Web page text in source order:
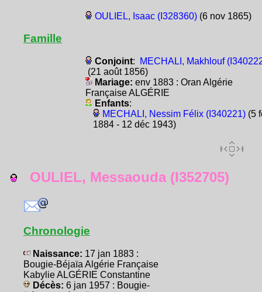
OULIEL, Isaac (I328360)(6 nov 1865)
Famille
Conjoint:
MECHALI, Makhlouf
(21 août 1856)
Mariage: env 1883 : Oran Algérie
Française ALGÉRIE
Enfants:
MECHALI, Nessim Félix (I340221)(5
1884 - 12 déc 1943)
OULIEL, Messaouda (I352705)
Chronologie
Naissance: 17 jan 1883 :
Bougie-Béjaïa Algérie Française
Kabylie ALGÉRIE Constantine
Décès: 6 jan 1957 : Bougie-